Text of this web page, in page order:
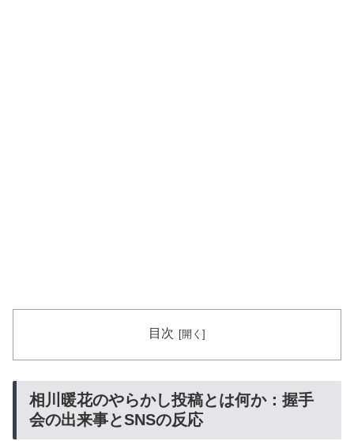
目次
相川暖花のやらかし投稿とは何か：握手
会の出来事とSNSの反応